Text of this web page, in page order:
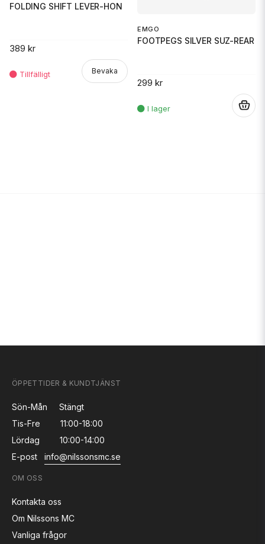
FOLDING SHIFT LEVER-HON
389 kr
Bevaka
EMGO
FOOTPEGS SILVER SUZ-REAR
299 kr
ÖPPETTIDER & KUNDTJÄNST
Sön-Mån
Stängt
Tis-Fre
11:00-18:00
Lördag
10:00-14:00
E-post
info@nilssonsmc.se
OM OSS
Kontakta oss
Om Nilssons MC
Vanliga frågor